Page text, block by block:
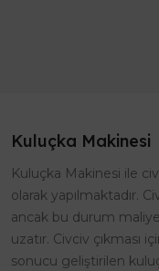
Kuluçka Makinesi
Kuluçka Makinesi ile
olarak yapılmaktadır.
ancak bu durum
uzatır. Civciv çıkması
sonucu geliştirilen